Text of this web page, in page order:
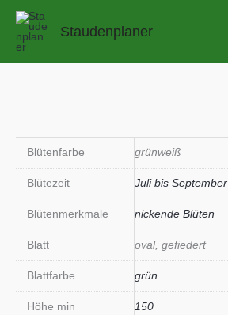
Zum
springen
Staudenplaner
Blütenfarbe grünweiß
Blütezeit Juli bis September
Blütenmerkmale nickende Blüten
Blatt oval, gefiedert
Blattfarbe grün
Höhe min 150